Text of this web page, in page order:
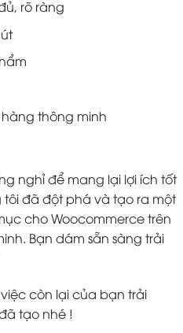
rõ ràng
thông minh
nghỉ để mang lại lợi ích tốt
đã đột phá và tạo ra một
cho Woocommerce trên
Bạn dám sẵn sàng trải
còn lại của bạn trải
tạo nhé !